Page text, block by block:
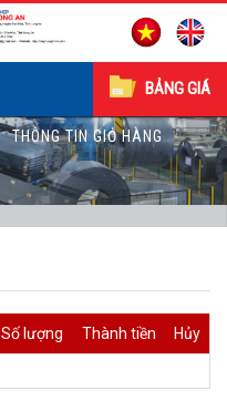
BẢNG GIÁ
THÔNG TIN GIỎ HÀNG
Số lượng Thành tiền Hủy